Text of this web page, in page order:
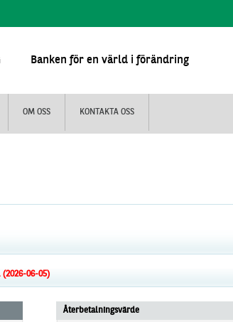
Banken för en värld i förändring
OM OSS KONTAKTA OSS
06-05)
Återbetalningsvärde